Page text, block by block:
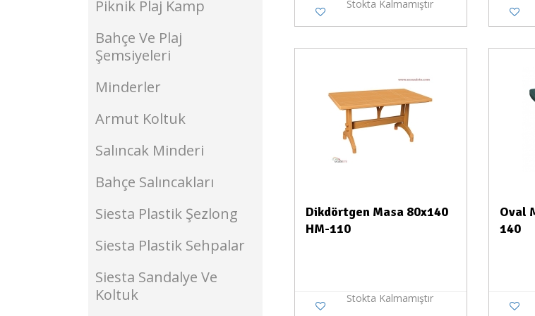
Piknik Plaj Kamp
Bahçe Ve Plaj
Şemsiyeleri
Minderler
Armut Koltuk
Salıncak Minderi
Bahçe Salıncakları
Siesta Plastik Şezlong
Siesta Plastik Sehpalar
Siesta Sandalye Ve
Koltuk
Stokta Kalmamıştır
Dikdörtgen Masa 80x140
HM-110
Stokta Kalmamıştır
Oval
140